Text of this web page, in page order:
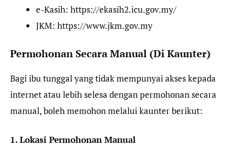
e-Kasih: https://ekasih2.icu.gov.my/
JKM: https://www.jkm.gov.my
Permohonan Secara Manual (Di Kaunter)
Bagi ibu tunggal yang tidak mempunyai akses kepada
internet atau lebih selesa dengan permohonan secara
manual, boleh memohon melalui kaunter berikut:
1. Lokasi Permohonan Manual